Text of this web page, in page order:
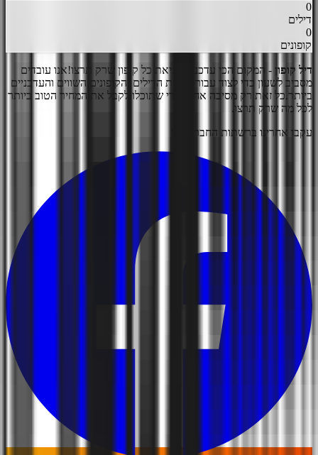
0
דילים
0
קופונים
דיל קופון - המקום הכי עדכני למציאת כל קופון שרק תרצו!אנו עובדים
מסביב לשעון כדי לצוד עבורכם את הדילים והקופונים השווים והעדכניים
ביותר. כל זאת רק מסיבה אחת, כדי שתוכלו לקבל את המחיר הטוב ביותר
לכל מה שרק תרצו.
עקבו אחרינו ברשתות החברתיות!